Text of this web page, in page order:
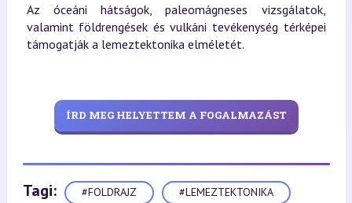
Az óceáni hátságok, paleomágneses vizsgálatok,
valamint földrengések és vulkáni tevékenység térképei
támogatják a lemeztektonika elméletét.
ÍRD MEG HELYETTEM A FOGALMAZÁST
Tagi: #FOLDRAJZ #LEMEZTEKTONIKA